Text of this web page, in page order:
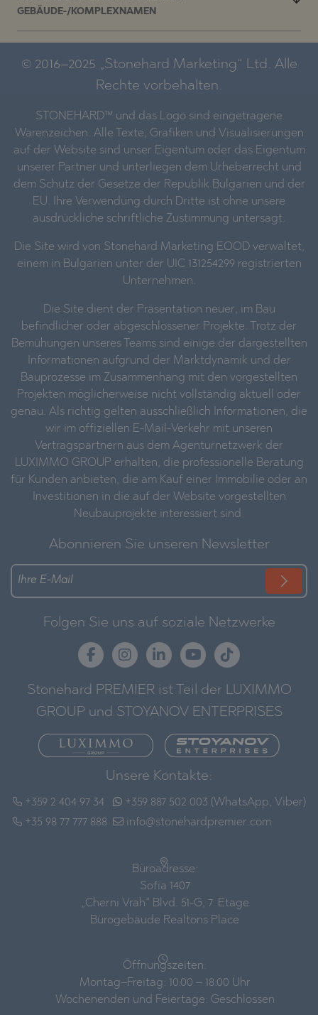
GEBÄUDE-/KOMPLEXNAMEN
© 2016–2025 „Stonehard Marketing“ Ltd. Alle
Rechte vorbehalten.
STONEHARD™ und das Logo sind eingetragene
Warenzeichen. Alle Texte, Grafiken und Visualisierungen
auf der Website sind unser Eigentum oder das Eigentum
unserer Partner und unterliegen dem Urheberrecht und
dem Schutz der Gesetze der Republik Bulgarien und der
EU. Ihre Verwendung durch Dritte ist ohne unsere
ausdrückliche schriftliche Zustimmung untersagt.
Die Site wird von Stonehard Marketing EOOD verwaltet,
einem in Bulgarien unter der UIC 131254299 registrierten
Unternehmen.
Die Site dient der Präsentation neuer, im Bau
befindlicher oder abgeschlossener Projekte. Trotz der
Bemühungen unseres Teams sind einige der dargestellten
Informationen aufgrund der Marktdynamik und der
Bauprozesse im Zusammenhang mit den vorgestellten
Projekten möglicherweise nicht vollständig aktuell oder
genau. Als richtig gelten ausschließlich Informationen, die
wir im offiziellen E-Mail-Verkehr mit unseren
Vertragspartnern aus dem Agenturnetzwerk der
LUXIMMO GROUP erhalten, die professionelle Beratung
für Kunden anbieten, die am Kauf einer Immobilie oder an
Investitionen in die auf der Website vorgestellten
Neubauprojekte interessiert sind.
Abonnieren Sie unseren Newsletter
Folgen Sie uns auf soziale Netzwerke
Stonehard PREMIER ist Teil der LUXIMMO
GROUP und STOYANOV ENTERPRISES
Unsere Kontakte:
+359 2 404 97 34
+35 98 77 777 888
+359 887 502 003 (WhatsApp, Viber)
info@stonehardpremier.com
Büroadresse:
Sofia 1407
„Cherni Vrah“ Blvd. 51-G, 7. Etage
Bürogebäude Realtons Place
Öffnungszeiten:
Montag–Freitag: 10:00 – 18:00 Uhr
Wochenenden und Feiertage: Geschlossen